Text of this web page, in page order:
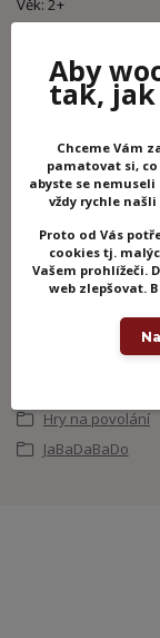
Věk: 2+
Zboží zařazeno
Dřevěné hračky
Hry na povolání
JaBaDaBaDo
Aby
tak,
Chceme Vám
pamatovat si,
abyste se
vždy rychle
Proto od Vás
cookies tj.
Vašem prohlížeči.
web zlepšovat.